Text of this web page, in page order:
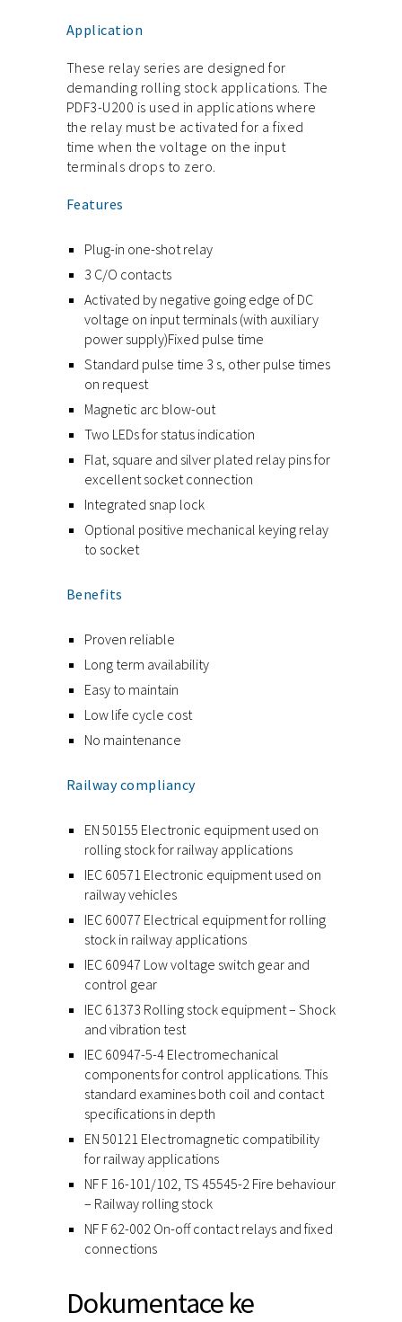
Application
These relay series are designed for
demanding rolling stock applications. The
PDF3-U200 is used in applications where
the relay must be activated for a fixed
time when the voltage on the input
terminals drops to zero.
Features
Plug-in one-shot relay
3 C/O contacts
Activated by negative going edge of DC
voltage on input terminals (with auxiliary
power supply)Fixed pulse time
Standard pulse time 3 s, other pulse times
on request
Magnetic arc blow-out
Two LEDs for status indication
Flat, square and silver plated relay pins for
excellent socket connection
Integrated snap lock
Optional positive mechanical keying relay
to socket
Benefits
Proven reliable
Long term availability
Easy to maintain
Low life cycle cost
No maintenance
Railway compliancy
EN 50155 Electronic equipment used on
rolling stock for railway applications
IEC 60571 Electronic equipment used on
railway vehicles
IEC 60077 Electrical equipment for rolling
stock in railway applications
IEC 60947 Low voltage switch gear and
control gear
IEC 61373 Rolling stock equipment – Shock
and vibration test
IEC 60947-5-4 Electromechanical
components for control applications. This
standard examines both coil and contact
specifications in depth
EN 50121 Electromagnetic compatibility
for railway applications
NF F 16-101/102, TS 45545-2 Fire behaviour
– Railway rolling stock
NF F 62-002 On-off contact relays and fixed
connections
Dokumentace ke